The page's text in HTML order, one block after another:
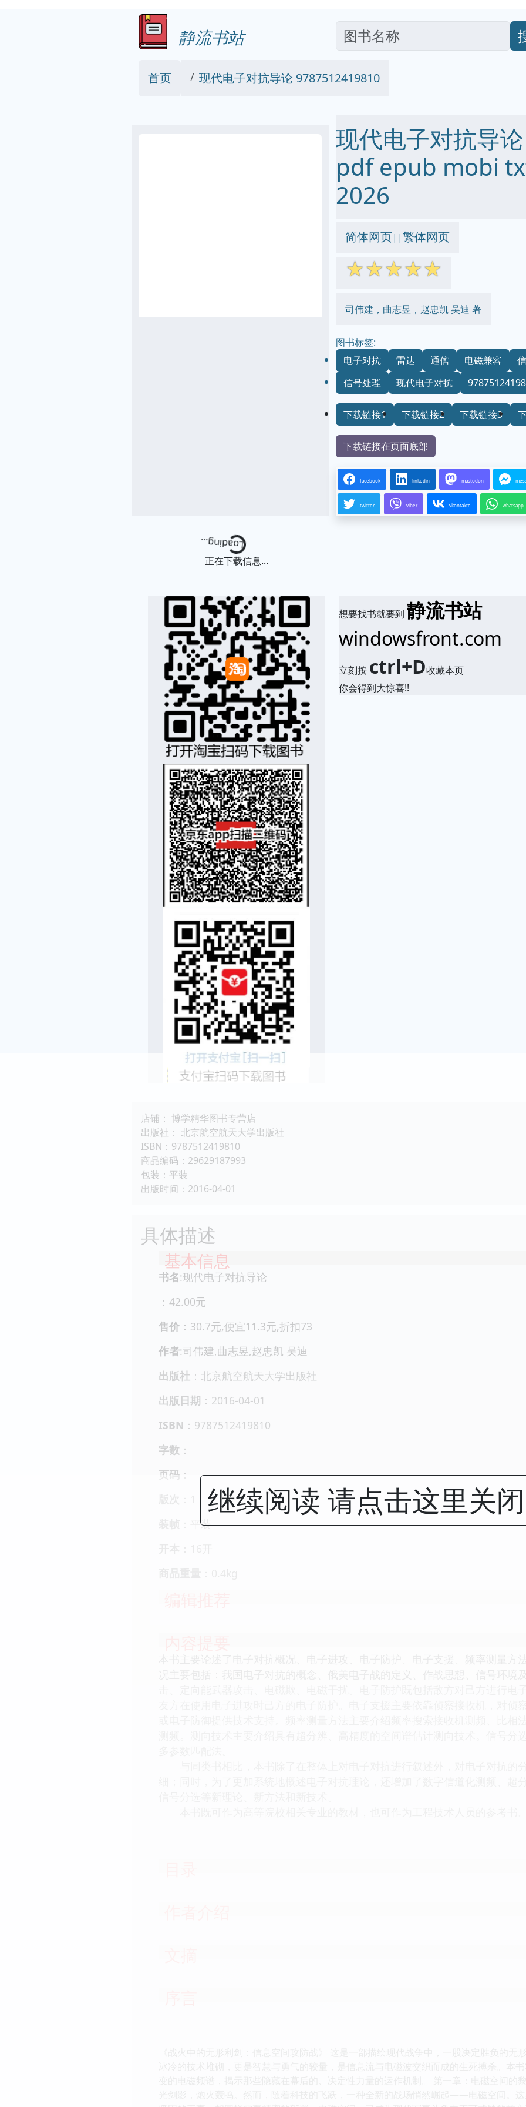
静流书站
首页 现代电子对抗导论 9787512419810
现代电子对抗导
pdf epub mobi
2026
简体网页||繁体网页
☆☆☆☆☆
司伟建，曲志昱，赵忠凯 吴迪 著
图书标签:
电子对抗
雷达 通信 电磁兼容
信号处理
现代电子对抗
下载链接1 下载链接2 下载链接3
下载链接在页面底部
facebook linkedin mastodon
twitter viber vkontakte whatsapp
Loading...
正在下载信息...
想要找书就要到静流书站
windowsfront.com
立刻按 ctrl+D收藏本页
你会得到大惊喜!!
店铺： 博学精华图书专营店
出版社： 北京航空航天大学出版社
ISBN：9787512419810
商品编码：29629187993
包装：平装
出版时间：2016-04-01
具体描述
基本信息
书名:现代电子对抗导论
：42.00元
售价 ：30.7元,便宜11.3元,折扣73
作者:司伟建,曲志昱,赵忠凯 吴迪
出版社 ：北京航空航天大学出版社
出版日期 ：2016-04-01
ISBN ：9787512419810
字数 ：
页码 ：
：平装
继续阅读 请点击这里关